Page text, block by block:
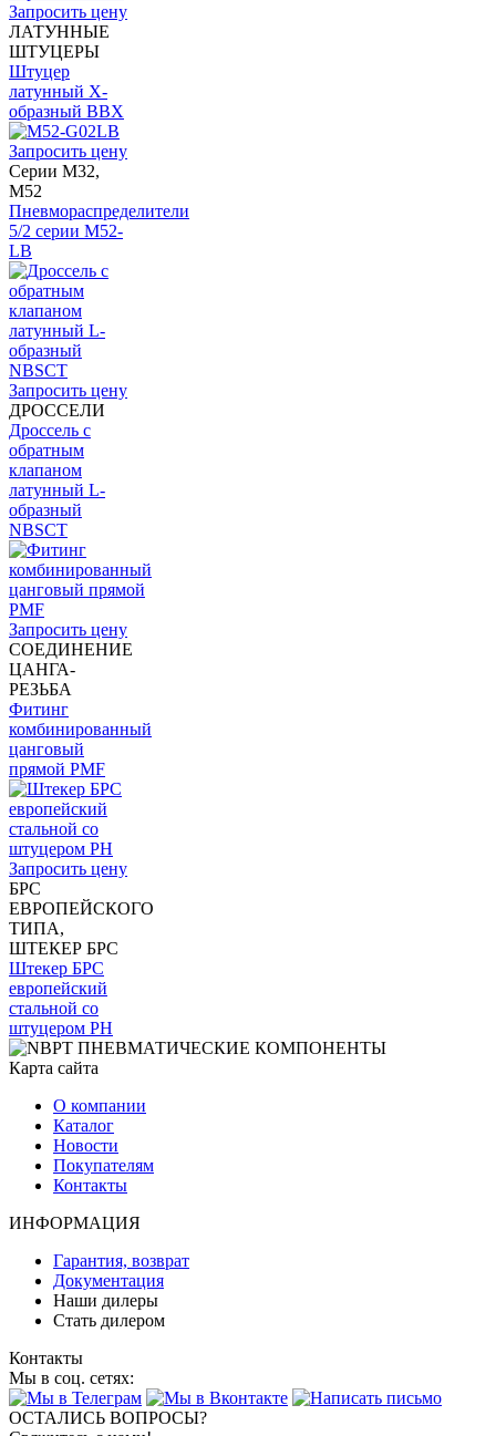
Запросить цену
ЛАТУННЫЕ
ШТУЦЕРЫ
Штуцер
латунный X-
образный BBX
Запросить цену
Серии M32,
M52
Пневмораспределители
5/2 серии M52-
LB
Запросить цену
ДРОССЕЛИ
Дроссель с
обратным
клапаном
латунный L-
образный
NBSCT
Запросить цену
СОЕДИНЕНИЕ
ЦАНГА-
РЕЗЬБА
Фитинг
комбинированный
цанговый
прямой PMF
Запросить цену
БРС
ЕВРОПЕЙСКОГО
ТИПА,
ШТЕКЕР БРС
Штекер БРС
европейский
стальной со
штуцером PH
Карта сайта
О компании
Каталог
Новости
Покупателям
Контакты
ИНФОРМАЦИЯ
Гарантия, возврат
Документация
Наши дилеры
Стать дилером
Контакты
Мы в соц. сетях:
ОСТАЛИСЬ ВОПРОСЫ?